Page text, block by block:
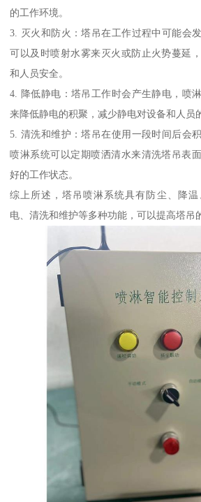
的工作环境。
3. 灭火和防火：塔吊在工作过程中可能会
可以及时喷射水雾来灭火或防止火势蔓延
和人员安全。
4. 降低静电：塔吊工作时会产生静电，喷
来降低静电的积聚，减少静电对设备和人员
5. 清洗和维护：塔吊在使用一段时间后会
喷淋系统可以定期喷洒清水来清洗塔吊表
好的工作状态。
综上所述，塔吊喷淋系统具有防尘、降
电、清洗和维护等多种功能，可以提高塔吊